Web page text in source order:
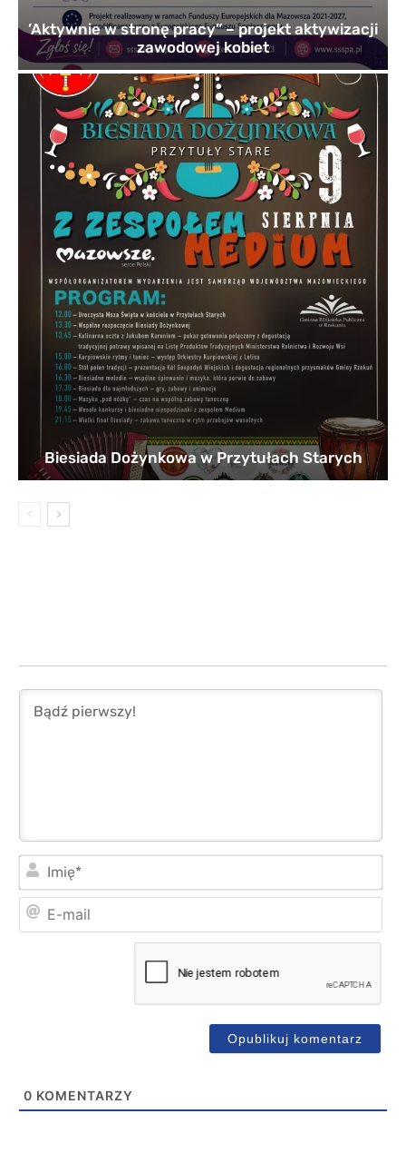
’Aktywnie w stronę pracy” – projekt aktywizacji
zawodowej kobiet
Biesiada Dożynkowa w Przytułach Starych
0 KOMENTARZY